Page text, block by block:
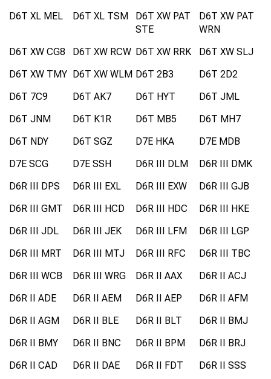
D6T XL MEL
D6T XL TSM
D6T XW PAT
STE
D6T XW PAT
WRN
D6T XW CG8
D6T XW RCW D6T XW RRK
D6T XW SLJ
D6T XW TMY D6T XW WLM D6T 2B3
D6T 2D2
D6T 7C9
D6T AK7 D6T HYT
D6T JML
D6T JNM
D6T K1R D6T MB5
D6T MH7
D6T NDY
D6T SGZ D7E HKA
D7E MDB
D7E SCG
D7E SSH D6R III DLM
D6R III DMK
D6R III DPS
D6R III EXL D6R III EXW
D6R III GJB
D6R III GMT
D6R III HCD D6R III HDC
D6R III HKE
D6R III JDL
D6R III JEK D6R III LFM
D6R III LGP
D6R III MRT
D6R III MTJ D6R III RFC
D6R III TBC
D6R III WCB
D6R III WRG D6R II AAX
D6R II ACJ
D6R II ADE
D6R II AEM D6R II AEP
D6R II AFM
D6R II AGM
D6R II BLE D6R II BLT
D6R II BMJ
D6R II BMY
D6R II BNC D6R II BPM
D6R II BRJ
D6R II CAD
D6R II DAE D6R II FDT D6R II SSS